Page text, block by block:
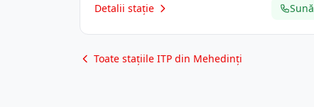
Detalii stație Sună
Toate stațiile ITP din Mehedinți